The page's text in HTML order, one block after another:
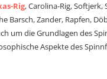
Rig, Carolina-Rig, Softjerk,
Barsch, Zander, Rapfen,
um die Grundlagen des
Aspekte des